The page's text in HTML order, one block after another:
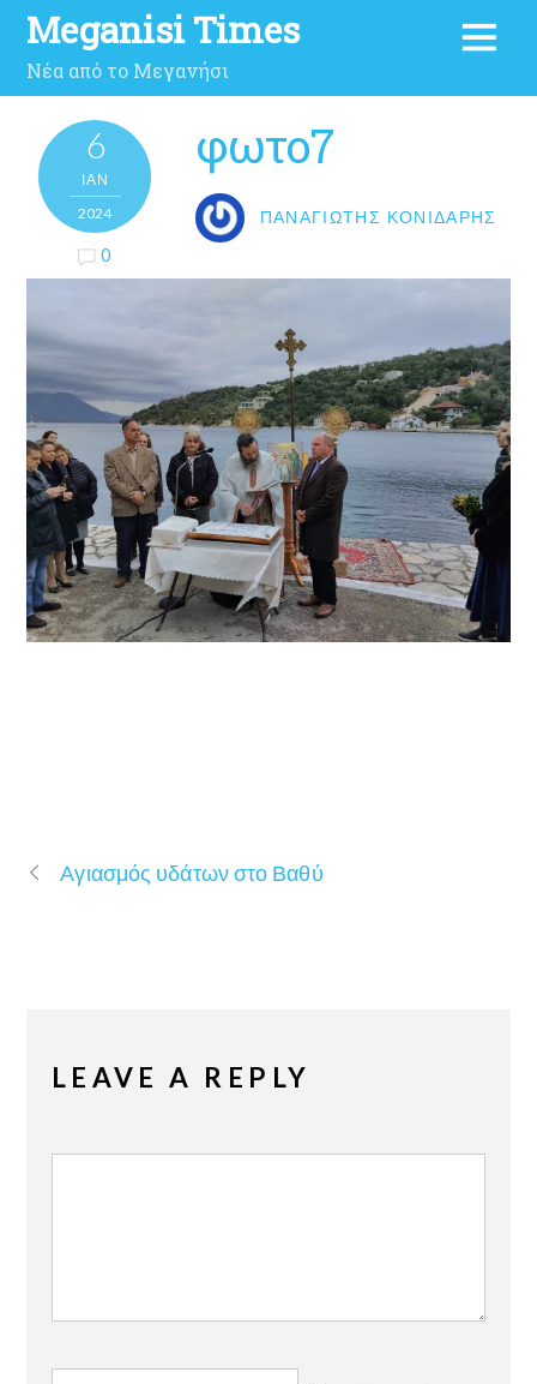
Meganisi Times
Νέα από το Μεγανήσι
6
ΙΑΝ
2024
0
φωτο7
ΠΑΝΑΓΙΏΤΗΣ ΚΟΝΙΔΆΡΗΣ
Αγιασμός υδάτων στο Βαθύ
LEAVE A REPLY